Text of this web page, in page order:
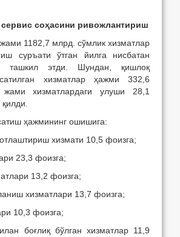
соҳасини ривожлантириш
1182,7 млрд. сўмлик хизматлар
суръати ўтган йилга нисбатан
ташкил этди. Шундан, қишлоқ
хизматлар ҳажми 332,6
хизматлардаги улуши 28,1
ҳажмининг ошишига:
хизмати 10,5 фоизга;
23,3 фоизга;
13,2 фоизга;
хизматлари 13,7 фоизга;
10,3 фоизга;
боғлиқ бўлган хизматлар 11,9